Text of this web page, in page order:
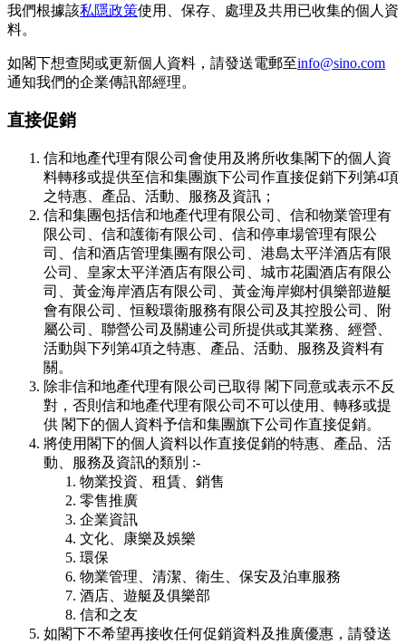
我們根據該私隱政策使用、保存、處理及共用已收集的個人資
料。
如閣下想查閱或更新個人資料，請發送電郵至info@sino.com
通知我們的企業傳訊部經理。
直接促銷
信和地產代理有限公司會使用及將所收集閣下的個人資
料轉移或提供至信和集團旗下公司作直接促銷下列第4項
之特惠、產品、活動、服務及資訊；
信和集團包括信和地產代理有限公司、信和物業管理有
限公司、信和護衞有限公司、信和停車場管理有限公
司、信和酒店管理集團有限公司、港島太平洋酒店有限
公司、皇家太平洋酒店有限公司、城市花園酒店有限公
司、黃金海岸酒店有限公司、黃金海岸鄉村俱樂部遊艇
會有限公司、恒毅環衛服務有限公司及其控股公司、附
屬公司、聯營公司及關連公司所提供或其業務、經營、
活動與下列第4項之特惠、產品、活動、服務及資料有
關。
除非信和地產代理有限公司已取得 閣下同意或表示不反
對，否則信和地產代理有限公司不可以使用、轉移或提
供 閣下的個人資料予信和集團旗下公司作直接促銷。
將使用閣下的個人資料以作直接促銷的特惠、產品、活
動、服務及資訊的類別 :-
物業投資、租賃、銷售
零售推廣
企業資訊
文化、康樂及娛樂
環保
物業管理、清潔、衛生、保安及泊車服務
酒店、遊艇及俱樂部
信和之友
如閣下不希望再接收任何促銷資料及推廣優惠，請發送